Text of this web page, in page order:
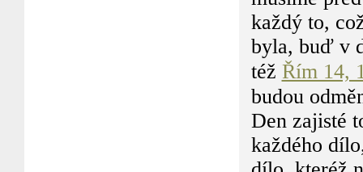
každý to,
byla, buď v
též Řím 14,
budou
Den zajisté
každého